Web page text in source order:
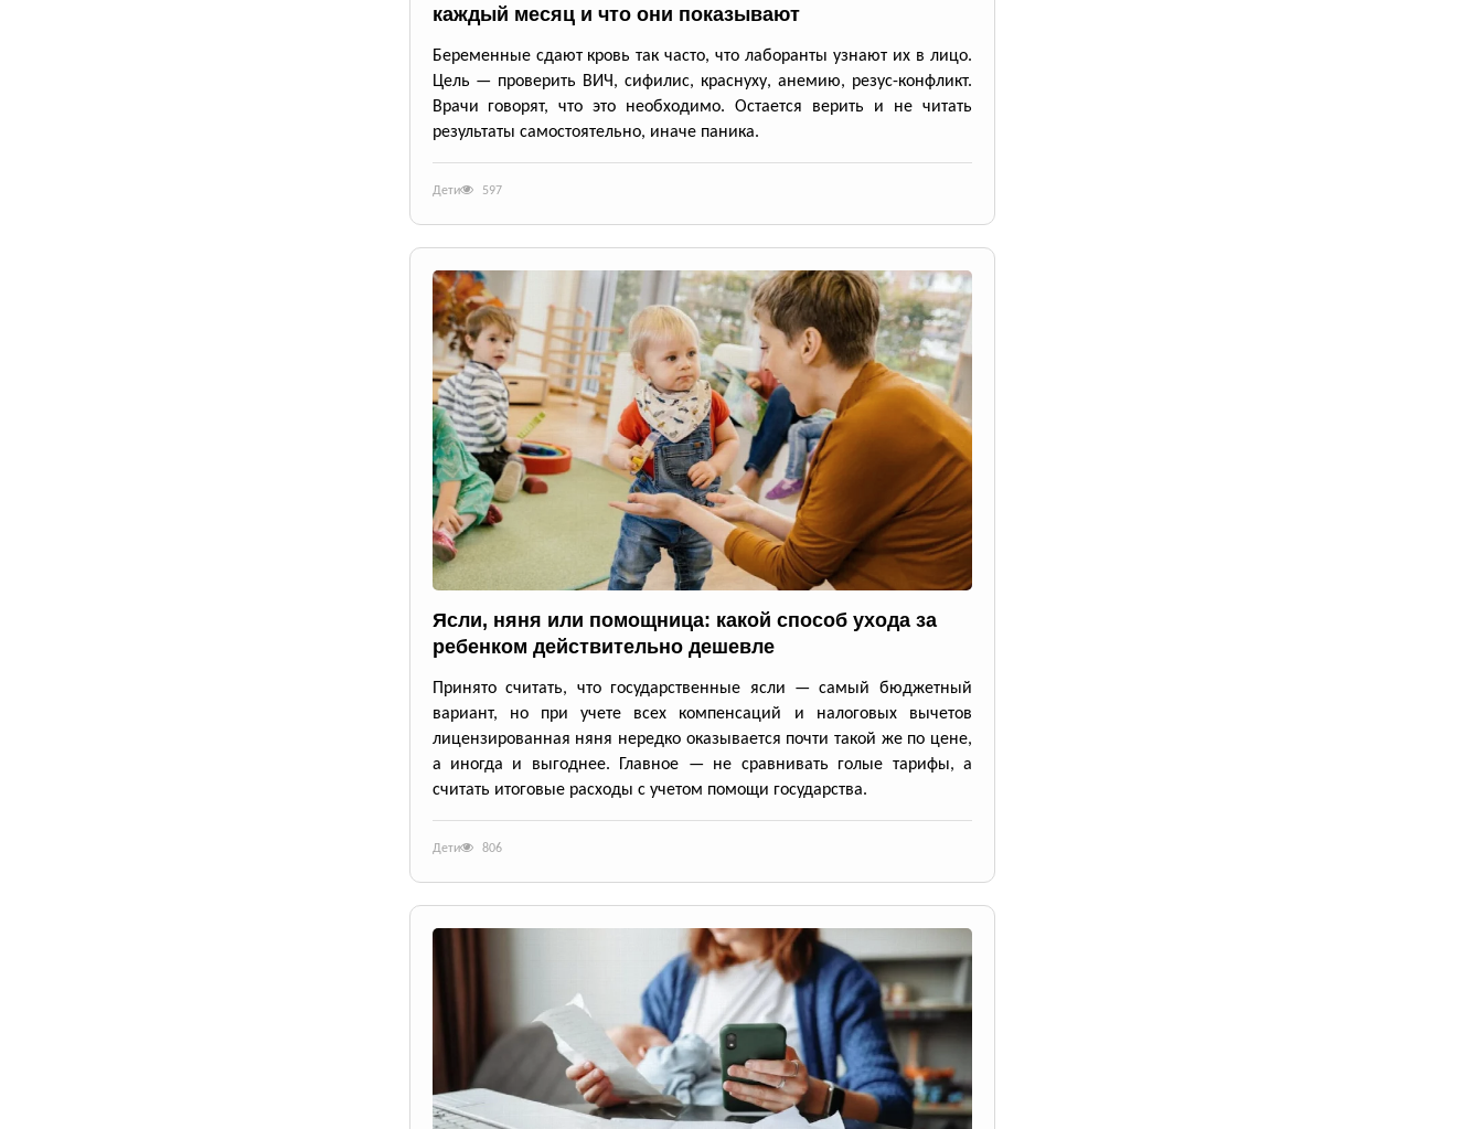
каждый месяц и что они показывают
Беременные сдают кровь так часто, что лаборанты узнают их в лицо.
Цель — проверить ВИЧ, сифилис, краснуху, анемию, резус-конфликт.
Врачи говорят, что это необходимо. Остается верить и не читать
результаты самостоятельно, иначе паника.
Дети 597
Ясли, няня или помощница: какой способ ухода за
ребенком действительно дешевле
Принято считать, что государственные ясли — самый бюджетный
вариант, но при учете всех компенсаций и налоговых вычетов
лицензированная няня нередко оказывается почти такой же по цене,
а иногда и выгоднее. Главное — не сравнивать голые тарифы, а
считать итоговые расходы с учетом помощи государства.
Дети 806